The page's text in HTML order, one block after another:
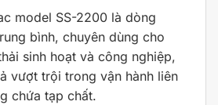
model SS-2200 là dòng
bình, chuyên dùng cho
sinh hoạt và công nghiệp,
vượt trội trong vận hành liên
chứa tạp chất.